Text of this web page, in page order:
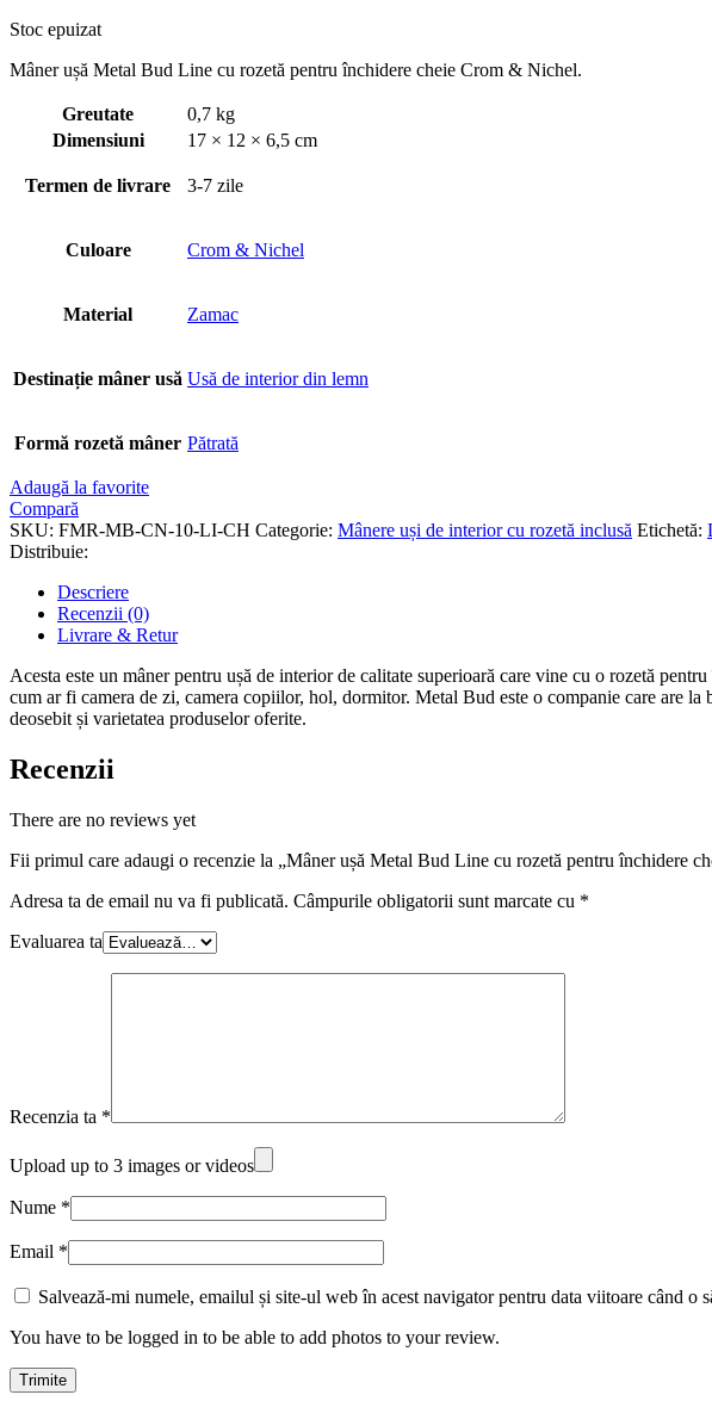
Stoc epuizat
Mâner ușă Metal Bud Line cu rozetă pentru închidere cheie Crom & Nichel.
Greutate
0,7 kg
Dimensiuni
17 × 12 × 6,5 cm
Termen de livrare 3-7 zile
Culoare Crom & Nichel
Material Zamac
Destinație mâner usă Usă de interior din lemn
Formă rozetă mâner Pătrată
Adaugă la favorite
Compară
SKU: FMR-MB-CN-10-LI-CH Categorie: Mânere uși de interior cu rozetă inclusă Etichetă:
Distribuie:
Descriere
Recenzii (0)
Livrare & Retur
Acesta este un mâner pentru ușă de interior de calitate superioară care vine cu o rozetă
cum ar fi camera de zi, camera copiilor, hol, dormitor. Metal Bud este o companie care are
deosebit și varietatea produselor oferite.
Recenzii
There are no reviews yet
Fii primul care adaugi o recenzie la „Mâner ușă Metal Bud Line cu rozetă pentru închidere
Adresa ta de email nu va fi publicată. Câmpurile obligatorii sunt marcate cu *
Evaluarea ta
Recenzia ta *
Upload up to 3 images or videos
Nume *
Email *
Salvează-mi numele, emailul și site-ul web în acest navigator pentru data viitoare când o
You have to be logged in to be able to add photos to your review.